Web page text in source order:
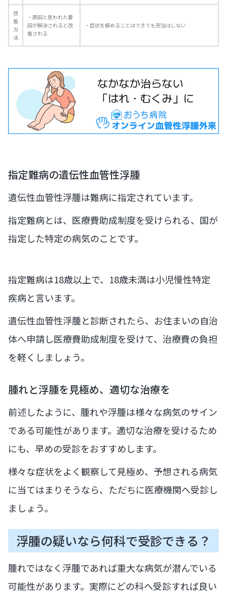
改
善
方
法
・原因と思われた要
因が解決されると改
善される
・症状を鎮めることはできても完治はしない
指定難病の遺伝性血管性浮腫
遺伝性血管性浮腫は難病に指定されています。
指定難病とは、医療費助成制度を受けられる、国が
指定した特定の病気のことです。
指定難病は18歳以上で、18歳未満は小児慢性特定
疾病と言います。
遺伝性血管性浮腫と診断されたら、お住まいの自治
体へ申請し医療費助成制度を受けて、治療費の負担
を軽くしましょう。
腫れと浮腫を見極め、適切な治療を
前述したように、腫れや浮腫は様々な病気のサイン
である可能性があります。適切な治療を受けるため
にも、早めの受診をおすすめします。
様々な症状をよく観察して見極め、予想される病気
に当てはまりそうなら、ただちに医療機関へ受診し
ましょう。
浮腫の疑いなら何科で受診できる？
腫れではなく浮腫であれば重大な病気が潜んでいる
可能性があります。実際にどの科へ受診すれば良い